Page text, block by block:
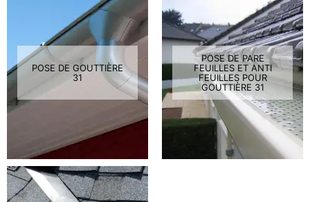
POSE DE GOUTTIÈRE
31
POSE DE PARE
FEUILLES ET ANTI
FEUILLES POUR
GOUTTIÈRE 31